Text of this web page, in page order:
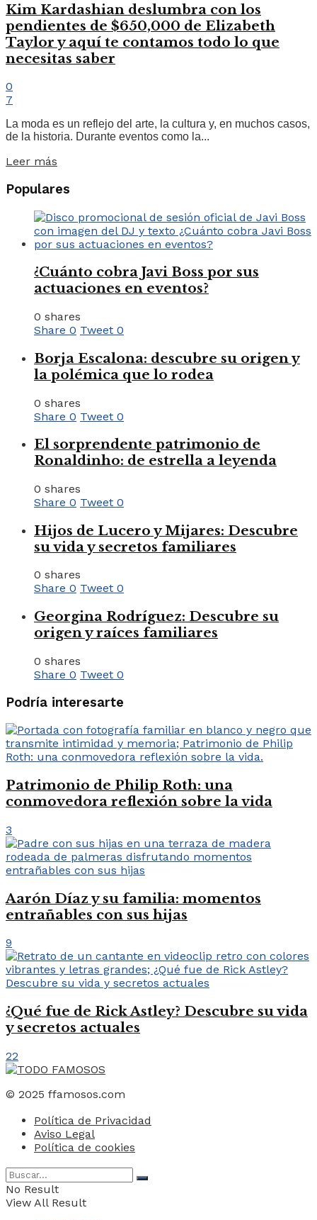
Kim Kardashian deslumbra con los
pendientes de $650,000 de Elizabeth
Taylor y aquí te contamos todo lo que
necesitas saber
0
7
La moda es un reflejo del arte, la cultura y, en muchos casos,
de la historia. Durante eventos como la...
Leer más
Populares
¿Cuánto cobra Javi Boss por sus
actuaciones en eventos?
0 shares
Share 0 Tweet 0
Borja Escalona: descubre su origen y
la polémica que lo rodea
0 shares
Share 0 Tweet 0
El sorprendente patrimonio de
Ronaldinho: de estrella a leyenda
0 shares
Share 0 Tweet 0
Hijos de Lucero y Mijares: Descubre
su vida y secretos familiares
0 shares
Share 0 Tweet 0
Georgina Rodríguez: Descubre su
origen y raíces familiares
0 shares
Share 0 Tweet 0
Podría interesarte
Patrimonio de Philip Roth: una
conmovedora reflexión sobre la vida
3
Aarón Díaz y su familia: momentos
entrañables con sus hijas
9
¿Qué fue de Rick Astley? Descubre su vida
y secretos actuales
22
© 2025 ffamosos.com
Política de Privacidad
Aviso Legal
Política de cookies
No Result
View All Result